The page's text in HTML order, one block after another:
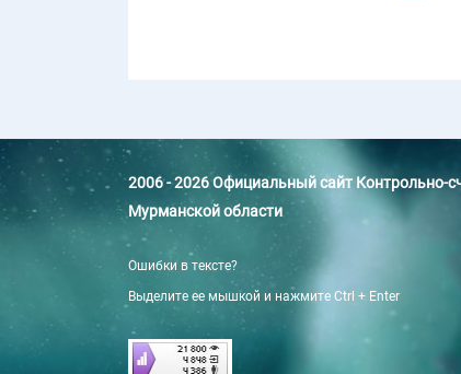
2006 - 2026 Официальный сайт Контрольно-
Мурманской области
Ошибки в тексте?
Выделите ее мышкой и нажмите Ctrl + Enter